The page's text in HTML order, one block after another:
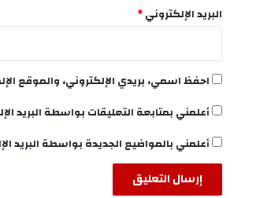
البريد الإلكتروني*
احفظ اسمي، بريدي الإلكتروني، والموقع
أعلمني بمتابعة التعليقات بواسطة البريد
أعلمني بالمواضيع الجديدة بواسطة البريد